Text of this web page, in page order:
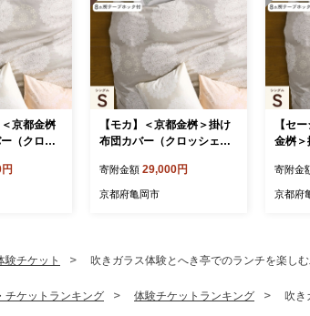
＜京都金桝
（クロッ
タッチ 両
ナチュラ
地いい Abl
【モカ】＜京都金桝＞掛け
布団カバー（クロッシェ）
製 なめらかタッチ 両サイド
ファスナー ナチュラル 北欧
バー 心地いい Able Future
寄附金額 29,000円
京都府亀岡市
【セ
金桝＞
0%◇≪
ッチ
性良
生活≫
寄附金
京都府
験チケット 吹きガラス体験とへき亭でのランチを楽し
チケットランキング 体験チケットランキング 吹き